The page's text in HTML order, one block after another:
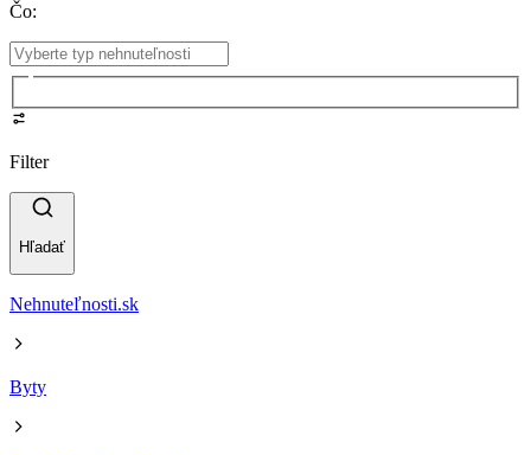
Čo:
Filter
Hľadať
Nehnuteľnosti.sk
Byty